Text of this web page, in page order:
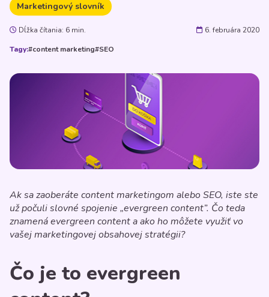
Marketingový slovník
Dĺžka čítania: 6 min.
6. februára 2020
Tagy:#content marketing#SEO
Ak sa zaoberáte content marketingom alebo SEO, iste ste
už počuli slovné spojenie „evergreen content”. Čo teda
znamená evergreen content a ako ho môžete využiť vo
vašej marketingovej obsahovej stratégii?
Čo je to evergreen